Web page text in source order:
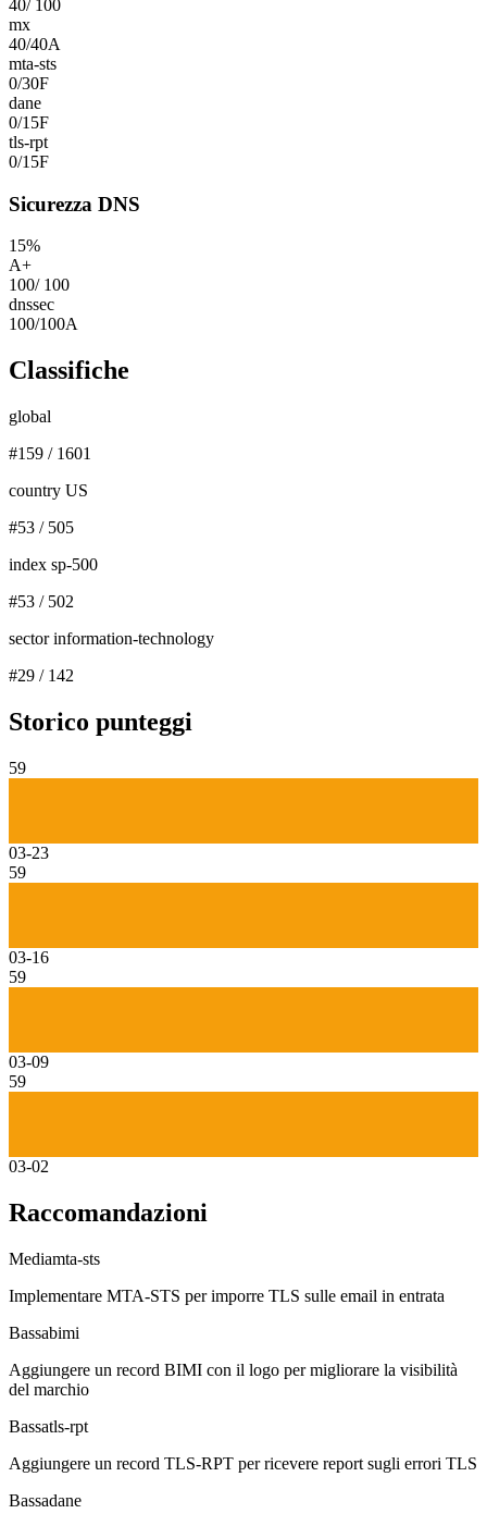
40/ 100
mx
40/40A
mta-sts
0/30F
dane
0/15F
tls-rpt
0/15F
Sicurezza DNS
15%
A+
100/ 100
dnssec
100/100A
Classifiche
global
#159 / 1601
country US
#53 / 505
index sp-500
#53 / 502
sector information-technology
#29 / 142
Storico punteggi
59
03-23
59
03-16
59
03-09
59
03-02
Raccomandazioni
Mediamta-sts
Implementare MTA-STS per imporre TLS sulle email in entrata
Bassabimi
Aggiungere un record BIMI con il logo per migliorare la visibilità
del marchio
Bassatls-rpt
Aggiungere un record TLS-RPT per ricevere report sugli errori TLS
Bassadane